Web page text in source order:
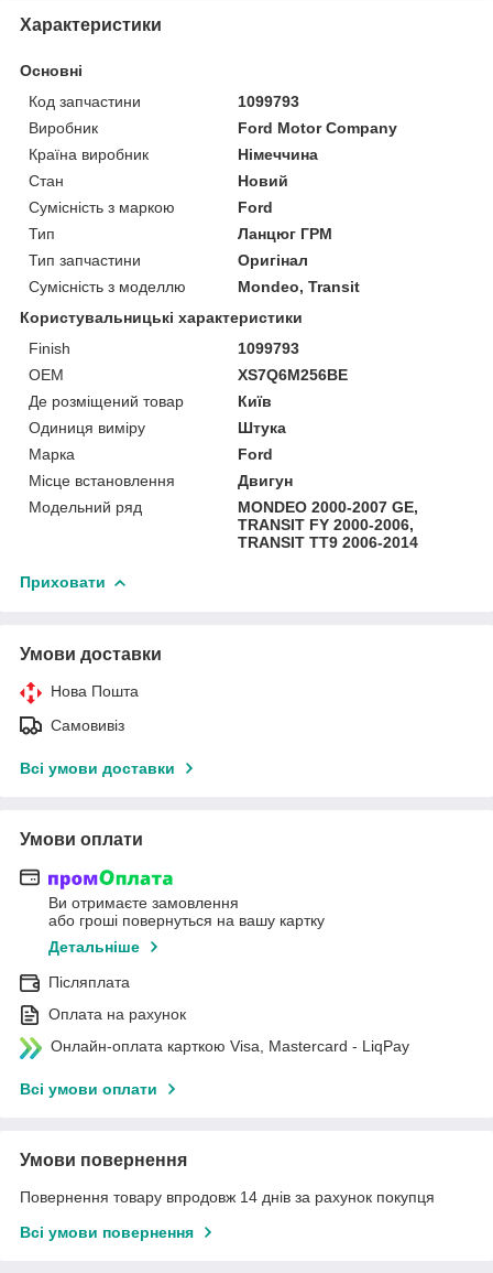
Характеристики
Основні
Код запчастини
1099793
Виробник
Ford Motor Company
Країна виробник
Німеччина
Стан
Новий
Сумісність з маркою
Ford
Тип
Ланцюг ГРМ
Тип запчастини
Оригінал
Сумісність з моделлю
Mondeo, Transit
Користувальницькі характеристики
Finish
1099793
OEM
XS7Q6M256BE
Де розміщений товар
Київ
Одиниця виміру
Штука
Марка
Ford
Місце встановлення
Двигун
Модельний ряд
MONDEO 2000-2007 GE,
TRANSIT FY 2000-2006,
TRANSIT TT9 2006-2014
Приховати
Умови доставки
Нова Пошта
Самовивіз
Всі умови доставки
Умови оплати
Ви отримаєте замовлення
або гроші повернуться на вашу картку
Детальніше
Післяплата
Оплата на рахунок
Онлайн-оплата карткою Visa, Mastercard - LiqPay
Всі умови оплати
Умови повернення
Повернення товару впродовж 14 днів за рахунок покупця
Всі умови повернення